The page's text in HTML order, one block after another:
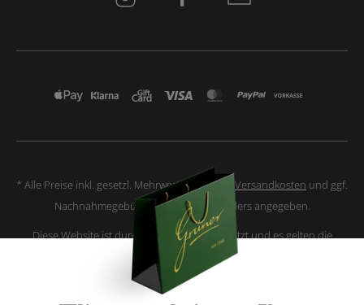
* Alle Preise inkl. gesetzl. Mehrwertsteuer zzgl.Versandkosten und ggf.
Nachnahmegebühren, wenn nicht anders angegeben.
Diese Website ist durch reCAPTCHA geschützt und es gelten die
Datenschutzbestimmungen
und Nutzungsbedingungen